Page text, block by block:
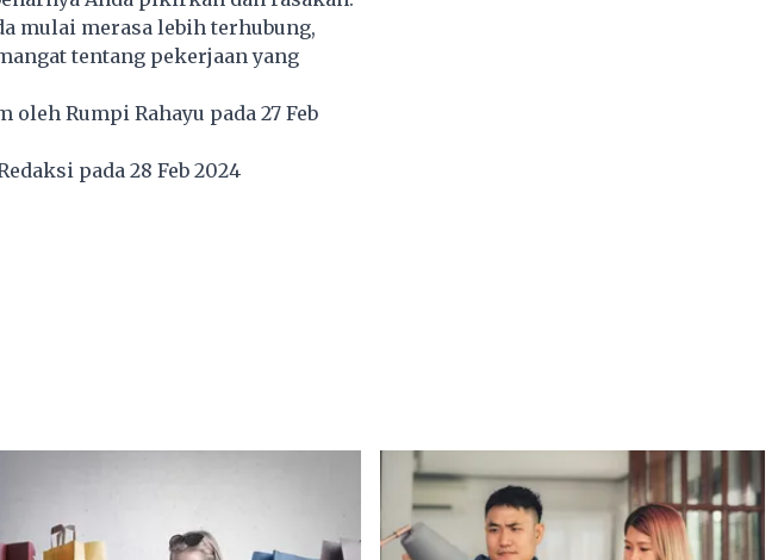
mulai merasa lebih terhubung,
tentang pekerjaan yang
oleh Rumpi Rahayu pada 27 Feb
pada 28 Feb 2024